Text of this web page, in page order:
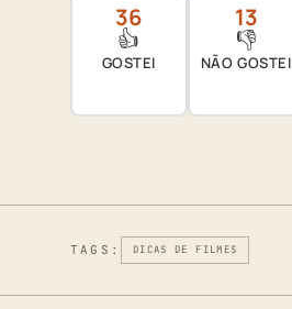
36
👍
GOSTEI
13
👎
NÃO GOSTEI
TAGS: DICAS DE FILMES